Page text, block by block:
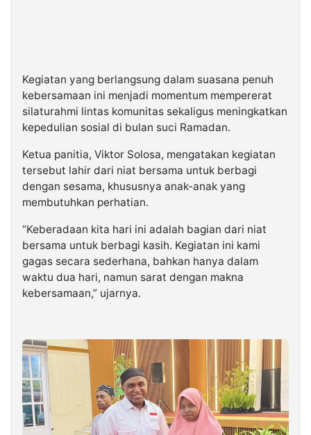
Kegiatan yang berlangsung dalam suasana penuh
kebersamaan ini menjadi momentum mempererat
silaturahmi lintas komunitas sekaligus meningkatkan
kepedulian sosial di bulan suci Ramadan.
Ketua panitia, Viktor Solosa, mengatakan kegiatan
tersebut lahir dari niat bersama untuk berbagi
dengan sesama, khususnya anak-anak yang
membutuhkan perhatian.
“Keberadaan kita hari ini adalah bagian dari niat
bersama untuk berbagi kasih. Kegiatan ini kami
gagas secara sederhana, bahkan hanya dalam
waktu dua hari, namun sarat dengan makna
kebersamaan,” ujarnya.